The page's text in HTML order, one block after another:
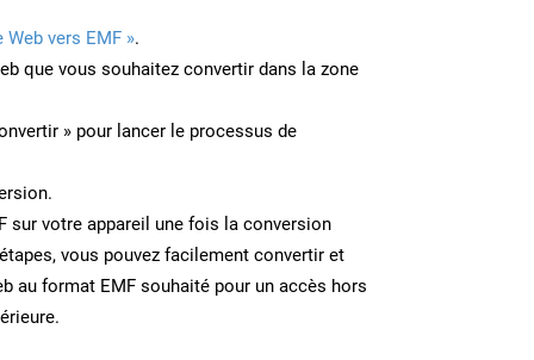
Web vers EMF ».
que vous souhaitez convertir dans la zone
» pour lancer le processus de
sur votre appareil une fois la conversion
vous pouvez facilement convertir et
au format EMF souhaité pour un accès hors